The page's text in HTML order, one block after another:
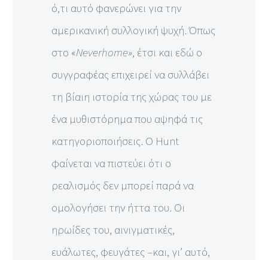
ό,τι αυτό φανερώνει για την
αμερικανική συλλογική ψυχή. Όπως
στο «Neverhome», έτσι και εδώ ο
συγγραφέας επιχειρεί να συλλάβει
τη βίαιη ιστορία της χώρας του με
ένα μυθιστόρημα που αψηφά τις
κατηγοριοποιήσεις. Ο Hunt
φαίνεται να πιστεύει ότι ο
ρεαλισμός δεν μπορεί παρά να
ομολογήσει την ήττα του. Οι
ηρωίδες του, αινιγματικές,
ευάλωτες, φευγάτες –και, γι’ αυτό,